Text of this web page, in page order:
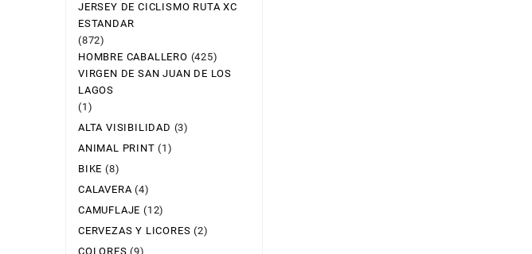
JERSEY DE CICLISMO RUTA XC
ESTANDAR
(872)
HOMBRE CABALLERO (425)
VIRGEN DE SAN JUAN DE LOS
LAGOS
(1)
ALTA VISIBILIDAD (3)
ANIMAL PRINT (1)
BIKE (8)
CALAVERA (4)
CAMUFLAJE (12)
CERVEZAS Y LICORES (2)
COLORES (9)